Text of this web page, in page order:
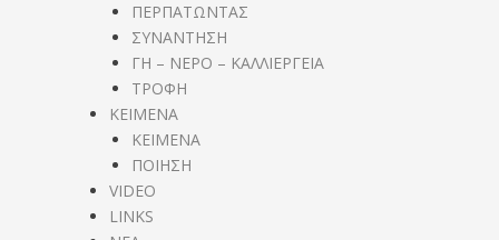
ΠΕΡΠΑΤΩΝΤΑΣ
ΣΥΝΑΝΤΗΣΗ
ΓΗ – ΝΕΡΟ – ΚΑΛΛΙΕΡΓΕΙΑ
ΤΡΟΦΗ
ΚΕΙΜΕΝΑ
ΚΕΙΜΕΝΑ
ΠΟΙΗΣΗ
VIDEO
LINKS